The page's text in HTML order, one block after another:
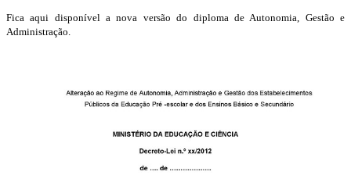
Fica aqui disponível a nova versão do diploma de Autonomia, Gestão e
Administração.